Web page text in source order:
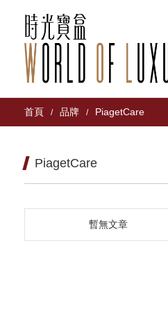
首頁 / 品牌 / PiagetCare
PiagetCare
暫無文章